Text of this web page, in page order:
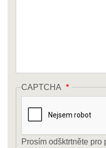
CAPTCHA
Prosím odšktrtněte pro